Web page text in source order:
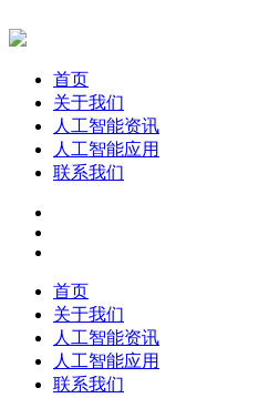
首页
关于我们
人工智能资讯
人工智能应用
联系我们
首页
关于我们
人工智能资讯
人工智能应用
联系我们